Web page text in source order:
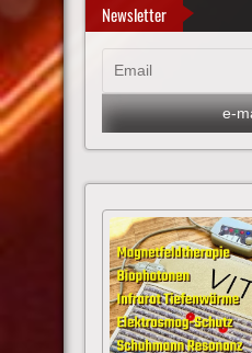
Newsletter